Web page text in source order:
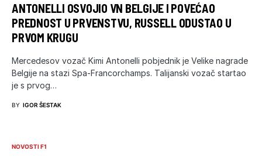
ANTONELLI OSVOJIO VN BELGIJE I POVEĆAO
PREDNOST U PRVENSTVU, RUSSELL ODUSTAO U
PRVOM KRUGU
Mercedesov vozač Kimi Antonelli pobjednik je Velike nagrade
Belgije na stazi Spa-Francorchamps. Talijanski vozač startao
je s prvog…
BY IGOR ŠESTAK
NOVOSTI F1